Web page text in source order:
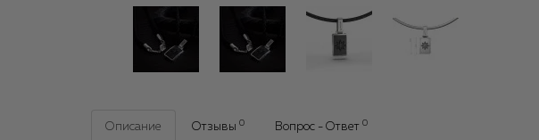
Описание Отзывы 0 Вопрос - Ответ 0